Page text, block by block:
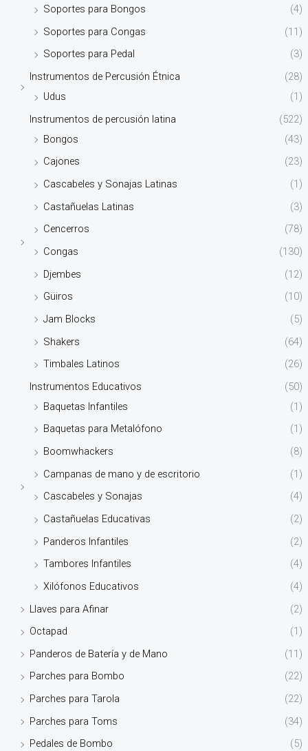
Soportes para Bongos
(4)
Soportes para Congas
(11)
Soportes para Pedal
(3)
Instrumentos de Percusión Étnica
(28)
Udus
(1)
Instrumentos de percusión latina
(522)
Bongos
(43)
Cajones
(23)
Cascabeles y Sonajas Latinas
(1)
Castañuelas Latinas
(3)
Cencerros
(78)
Congas
(130)
Djembes
(12)
Güiros
(10)
Jam Blocks
(5)
Shakers
(64)
Timbales Latinos
(26)
Instrumentos Educativos
(50)
Baquetas Infantiles
(1)
Baquetas para Metalófono
(1)
Boomwhackers
(8)
Campanas de mano y de escritorio
(1)
Cascabeles y Sonajas
(4)
Castañuelas Educativas
(2)
Panderos Infantiles
(2)
Tambores Infantiles
(4)
Xilófonos Educativos
(4)
Llaves para Afinar
(2)
Octapad
(1)
Panderos de Batería y de Mano
(11)
Parches para Bombo
(22)
Parches para Tarola
(22)
Parches para Toms
(34)
Pedales de Bombo
(5)